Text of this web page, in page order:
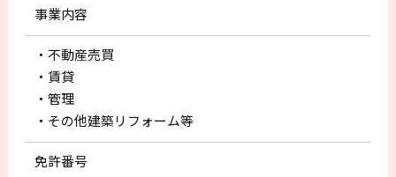
事業内容
・不動産売買
・賃貸
・管理
・その他建築リフォーム等
免許番号